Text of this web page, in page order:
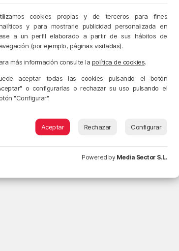
cookies propias y de terceros para fines
y para mostrarle publicidad personalizada en
a un perfil elaborado a partir de sus hábitos de
(por ejemplo, páginas visitadas).
más información consulte la política de cookies.
aceptar todas las cookies pulsando el botón
o configurarlas o rechazar su uso pulsando el
"Configurar".
Aceptar Rechazar Configurar
Powered by Media Sector S.L.